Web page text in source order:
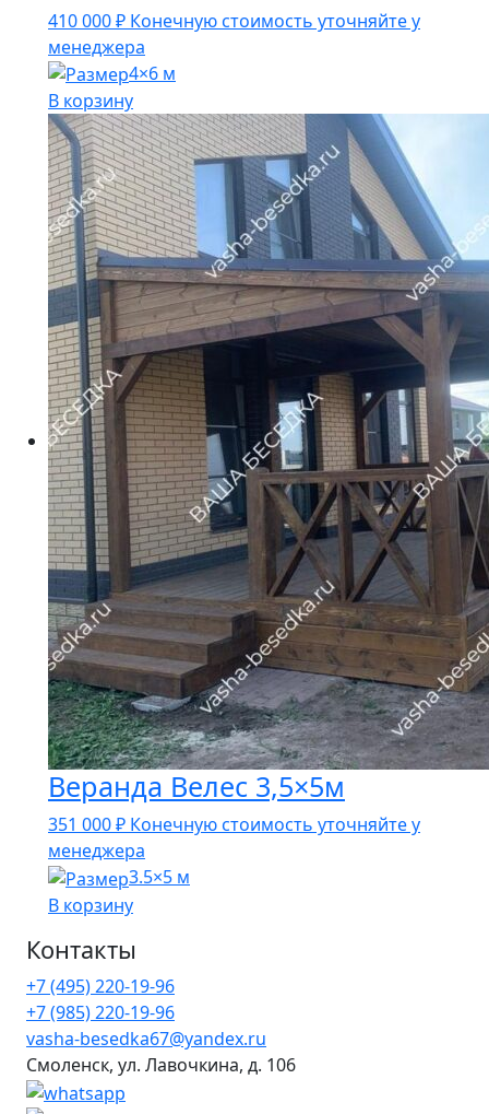
410 000₽ Конечную стоимость уточняйте у
менеджера
4×6 м
В корзину
Веранда Велес 3,5×5м
351 000₽ Конечную стоимость уточняйте у
менеджера
3.5×5 м
В корзину
Контакты
+7 (495) 220-19-96
+7 (985) 220-19-96
vasha-besedka67@yandex.ru
Смоленск, ул. Лавочкина, д. 106